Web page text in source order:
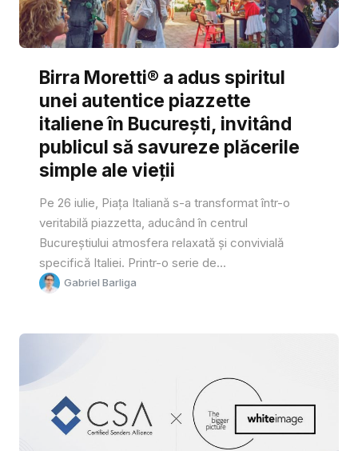
Birra Moretti® a adus spiritul
unei autentice piazzette
italiene în București, invitând
publicul să savureze plăcerile
simple ale vieții
Pe 26 iulie, Piața Italiană s-a transformat într-o
veritabilă piazzetta, aducând în centrul
Bucureștiului atmosfera relaxată și convivială
specifică Italiei. Printr-o serie de...
Gabriel Barliga